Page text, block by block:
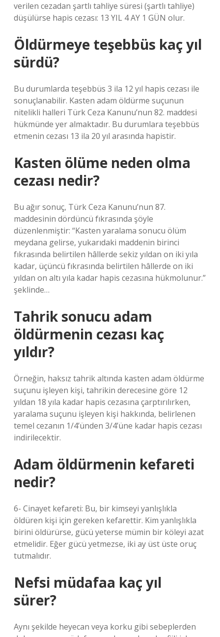
verilen cezadan şartlı tahliye süresi (şartlı tahliye)
düşülürse hapis cezası: 13 YIL 4 AY 1 GÜN olur.
Öldürmeye teşebbüs kaç yıl
sürdü?
Bu durumlarda teşebbüs 3 ila 12 yıl hapis cezası ile
sonuçlanabilir. Kasten adam öldürme suçunun
nitelikli halleri Türk Ceza Kanunu’nun 82. maddesi
hükmünde yer almaktadır. Bu durumlara teşebbüs
etmenin cezası 13 ila 20 yıl arasında hapistir.
Kasten ölüme neden olma
cezası nedir?
Bu ağır sonuç, Türk Ceza Kanunu’nun 87.
maddesinin dördüncü fıkrasında şöyle
düzenlenmiştir: “Kasten yaralama sonucu ölüm
meydana gelirse, yukarıdaki maddenin birinci
fıkrasında belirtilen hâllerde sekiz yıldan on iki yıla
kadar, üçüncü fıkrasında belirtilen hâllerde on iki
yıldan on altı yıla kadar hapis cezasına hükmolunur.”
şeklinde…
Tahrik sonucu adam
öldürmenin cezası kaç
yıldır?
Örneğin, haksız tahrik altında kasten adam öldürme
suçunu işleyen kişi, tahrikin derecesine göre 12
yıldan 18 yıla kadar hapis cezasına çarptırılırken,
yaralama suçunu işleyen kişi hakkında, belirlenen
temel cezanın 1/4’ünden 3/4’üne kadar hapis cezası
indirilecektir.
Adam öldürmenin kefareti
nedir?
6- Cinayet kefareti: Bu, bir kimseyi yanlışlıkla
öldüren kişi için gereken kefarettir. Kim yanlışlıkla
birini öldürürse, gücü yeterse mümin bir köleyi azat
etmelidir. Eğer gücü yetmezse, iki ay üst üste oruç
tutmalıdır.
Nefsi müdafaa kaç yıl
sürer?
Aynı şekilde heyecan veya korku gibi sebeplerden